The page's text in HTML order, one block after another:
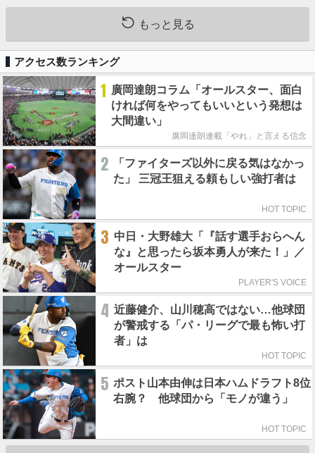
もっと見る
アクセス数ランキング
1 廣岡達朗コラム「オールスター、面白
ければ何をやってもいいという発想は
大間違い」
廣岡達朗連載「やれ」と言える信念
2
「ファイターズ以外に戻る気はなかっ
た」 三冠王狙える頼もしい強打者は
HOT TOPIC
3 中日・大野雄大「『話す選手おらへん
な』と思ったら坂本勇人が来た！」／
オールスター
PLAYER'S VOICE
4 近藤健介、山川穂高ではない…他球団
が警戒する「パ・リーグで最も怖い打
者」は
HOT TOPIC
5 ポスト山本由伸は日本ハムドラフト8位
右腕？ 他球団から「モノが違う」
HOT TOPIC